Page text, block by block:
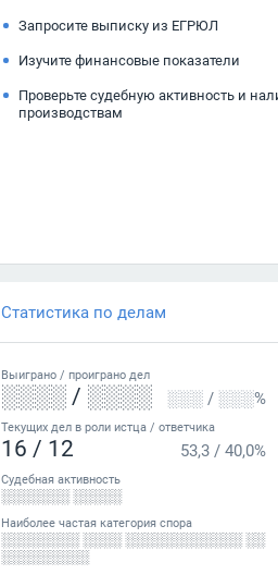
Запросите выписку из ЕГРЮЛ
Изучите финансовые показатели
Проверьте судебную активность и
производствам
Статистика по делам
Выиграно / проиграно дел
░░░░ / ░░░░ ░░░ / ░░░%
Текущих дел в роли истца / ответчика
16 / 12 53,3 / 40,0%
Судебная активность
░░░░░░░ ░░░░░
Наиболее частая категория спора
░░░░░░░░ ░░░░ ░░░░░░░░░░░░ ░░
░░░░░░░░░